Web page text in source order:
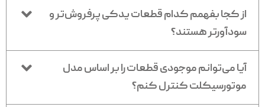
از کجا بفهمم کدام قطعات یدکی پرفروش‌تر و
سودآورتر هستند؟
آیا می‌توانم موجودی قطعات را بر اساس مدل
موتورسیکلت کنترل کنم؟